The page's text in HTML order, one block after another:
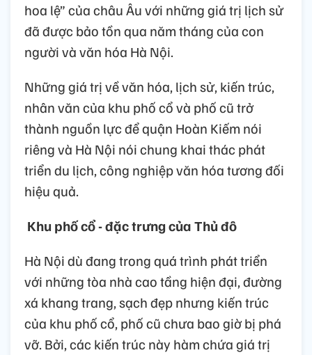
hoa lệ” của châu Âu với những giá trị lịch sử
đã được bảo tồn qua năm tháng của con
người và văn hóa Hà Nội.
Những giá trị về văn hóa, lịch sử, kiến trúc,
nhân văn của khu phố cổ và phố cũ trở
thành nguồn lực để quận Hoàn Kiếm nói
riêng và Hà Nội nói chung khai thác phát
triển du lịch, công nghiệp văn hóa tương đối
hiệu quả.
Khu phố cổ - đặc trưng của Thủ đô
Hà Nội dù đang trong quá trình phát triển
với những tòa nhà cao tầng hiện đại, đường
xá khang trang, sạch đẹp nhưng kiến trúc
của khu phố cổ, phố cũ chưa bao giờ bị phá
vỡ. Bởi, các kiến trúc này hàm chứa giá trị